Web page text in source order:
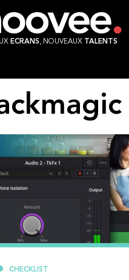
ECRANS, NOUVEAUX TALENTS
CHECKLIST